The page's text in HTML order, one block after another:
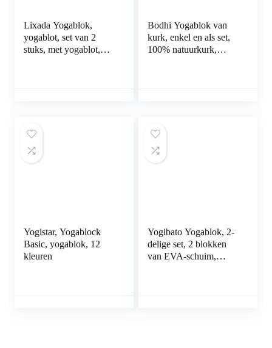
Lixada Yogablok,
yogablot, set van 2
stuks, met yogablot,
Bodhi Yogablok van
kurk, enkel en als set,
100% natuurkurk,
Yogistar, Yogablock
Basic, yogablok, 12
kleuren
Yogibato Yogablok, 2-
delige set, 2 blokken
van EVA-schuim,